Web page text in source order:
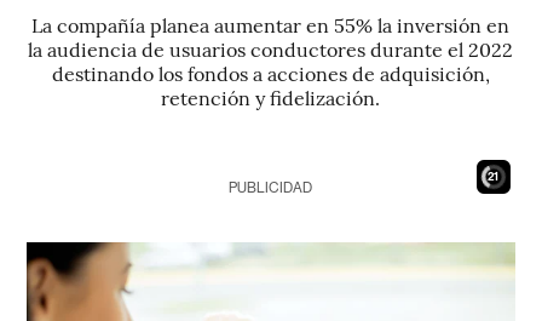
La compañía planea aumentar en 55% la inversión en
la audiencia de usuarios conductores durante el 2022
destinando los fondos a acciones de adquisición,
retención y fidelización.
20
PUBLICIDAD